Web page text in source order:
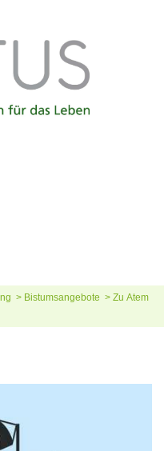
Bistumsangebote
Zu Atem